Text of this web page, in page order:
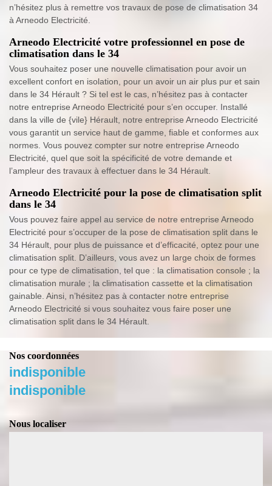
n’hésitez plus à remettre vos travaux de pose de climatisation 34
à Arneodo Electricité.
Arneodo Electricité votre professionnel en pose de
climatisation dans le 34
Vous souhaitez poser une nouvelle climatisation pour avoir un
excellent confort en isolation, pour un avoir un air plus pur et sain
dans le 34 Hérault ? Si tel est le cas, n’hésitez pas à contacter
notre entreprise Arneodo Electricité pour s’en occuper. Installé
dans la ville de {vile} Hérault, notre entreprise Arneodo Electricité
vous garantit un service haut de gamme, fiable et conformes aux
normes. Vous pouvez compter sur notre entreprise Arneodo
Electricité, quel que soit la spécificité de votre demande et
l’ampleur des travaux à effectuer dans le 34 Hérault.
Arneodo Electricité pour la pose de climatisation split
dans le 34
Vous pouvez faire appel au service de notre entreprise Arneodo
Electricité pour s’occuper de la pose de climatisation split dans le
34 Hérault, pour plus de puissance et d’efficacité, optez pour une
climatisation split. D’ailleurs, vous avez un large choix de formes
pour ce type de climatisation, tel que : la climatisation console ; la
climatisation murale ; la climatisation cassette et la climatisation
gainable. Ainsi, n’hésitez pas à contacter notre entreprise
Arneodo Electricité si vous souhaitez vous faire poser une
climatisation split dans le 34 Hérault.
Nos coordonnées
indisponible
indisponible
Nous localiser